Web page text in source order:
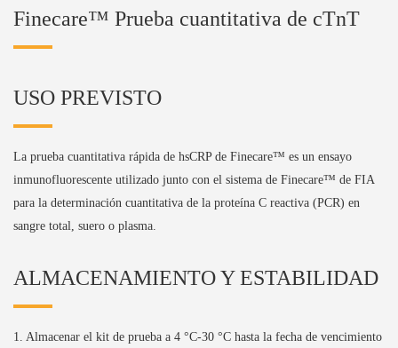
Finecare™ Prueba cuantitativa de cTnT
USO PREVISTO
La prueba cuantitativa rápida de hsCRP de Finecare™ es un ensayo
inmunofluorescente utilizado junto con el sistema de Finecare™ de FIA
para la determinación cuantitativa de la proteína C reactiva (PCR) en
sangre total, suero o plasma.
ALMACENAMIENTO Y ESTABILIDAD
1. Almacenar el kit de prueba a 4 °C-30 °C hasta la fecha de vencimiento